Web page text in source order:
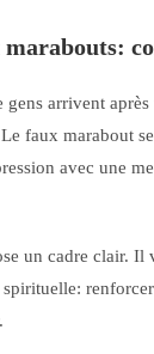
marabouts:
gens arrivent après
faux marabout
avec une
un cadre clair. Il
.